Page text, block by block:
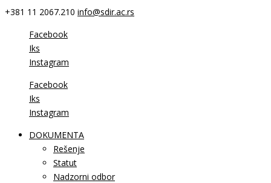
+381 11 2067.210 info@sdir.ac.rs
Facebook
Iks
Instagram
Facebook
Iks
Instagram
DOKUMENTA
Rešenje
Statut
Nadzorni odbor